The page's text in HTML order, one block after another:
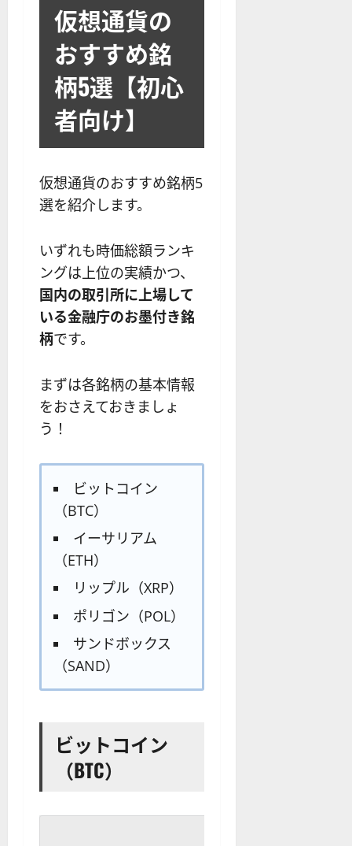
仮想通貨の
おすすめ銘
柄5選【初心
者向け】
仮想通貨のおすすめ銘柄5
選を紹介します。
いずれも時価総額ランキ
ングは上位の実績かつ、
国内の取引所に上場して
いる金融庁のお墨付き銘
柄です。
まずは各銘柄の基本情報
をおさえておきましょ
う！
ビットコイン
（BTC）
イーサリアム
（ETH）
リップル（XRP）
ポリゴン（POL）
サンドボックス
（SAND）
ビットコイン
（BTC）